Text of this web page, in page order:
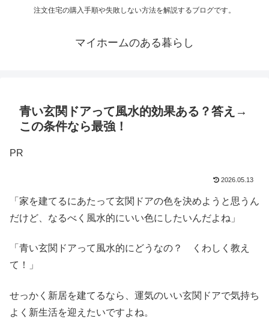
注文住宅の購入手順や失敗しない方法を解説するブログです。
マイホームのある暮らし
青い玄関ドアって風水的効果ある？答え→
この条件なら最強！
PR
2026.05.13
「家を建てるにあたって玄関ドアの色を決めようと思うん
だけど、なるべく風水的にいい色にしたいんだよね」
「青い玄関ドアって風水的にどうなの？ くわしく教え
て！」
せっかく新居を建てるなら、運気のいい玄関ドアで気持ち
よく新生活を迎えたいですよね。